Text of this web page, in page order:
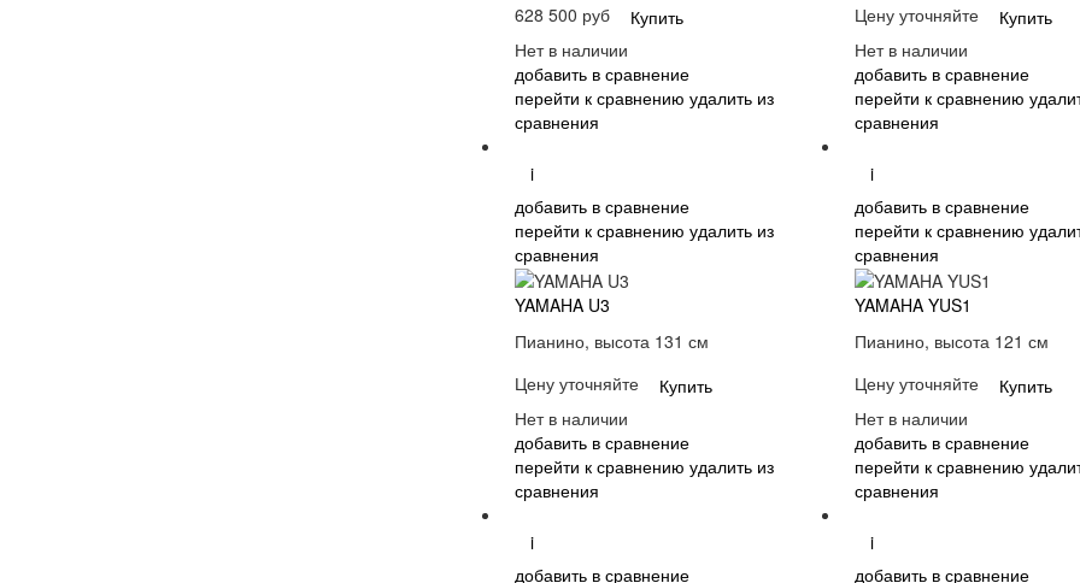
628 500 руб
Купить
Нет в наличии
добавить в сравнение
перейти к сравнению удалить из
сравнения
Цену уточняйте
Купить
Нет в наличии
добавить в сравнение
перейти к сравнению
сравнения
i
добавить в сравнение
перейти к сравнению удалить из
сравнения
YAMAHA U3
Пианино, высота 131 см
Цену уточняйте
Купить
Нет в наличии
добавить в сравнение
перейти к сравнению удалить из
сравнения
i
добавить в сравнение
перейти к сравнению
сравнения
YAMAHA YUS1
Пианино, высота 121 см
Цену уточняйте
Купить
Нет в наличии
добавить в сравнение
перейти к сравнению
сравнения
i
добавить в сравнение
i
добавить в сравнение